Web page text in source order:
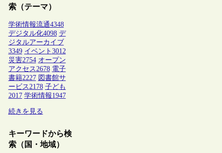
索（テーマ）
学術情報流通4348
デジタル化4098 デ
ジタルアーカイブ
3349 イベント 3012
災害2754 オープン
アクセス2678 電子
書籍2227 図書館サ
ービス2178 子ども
2017 学術情報1947
続きを見る
キーワードから検
索（国・地域）